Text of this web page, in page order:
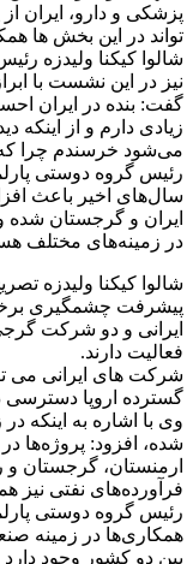
پزشکی و دارو، ایران
تواند در این بخش ها
شالوا کیکنا ولیدزه
نیز در این نشست با
گفت: بنده در ایران
زیادی دارم و از اینکه
می‌شود خرسندم چرا که
رئیس گروه دوستی
سال‌های اخیر باعث
ایران و گرجستان
در زمینه‌های مختلف
شالوا کیکنا ولیدزه
ایرانی و دو شرکت
فعالیت دارند.
شرکت های ایرانی می
گسترده اروپا دسترسی
وی با اشاره به اینکه
شده، افزود: پروژه‌ها
ارمنستان، گرجستان
فرآورده‌های نفتی نیز
رئیس گروه دوستی
همکاری‌ها در زمینه
بین دو کشور وجود